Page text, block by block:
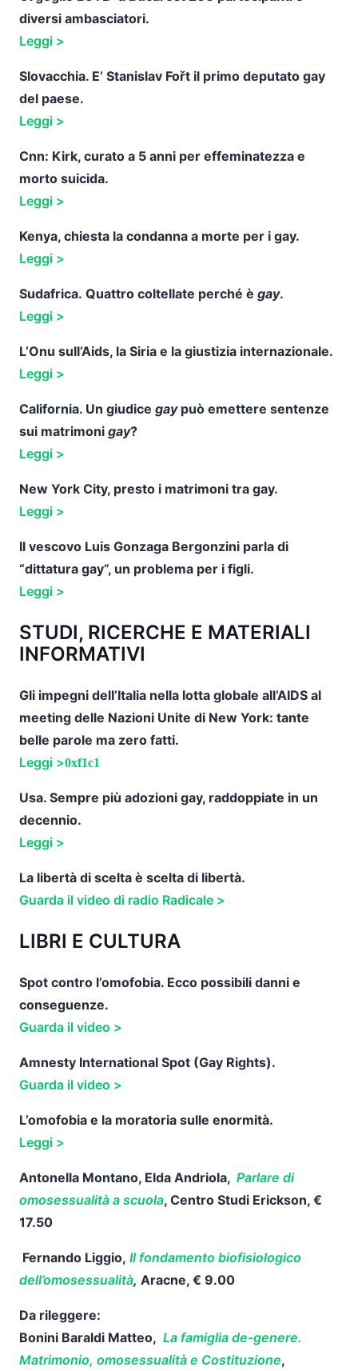
diversi ambasciatori.
Leggi >
Slovacchia. E’ Stanislav Fořt il primo deputato gay
del paese.
Leggi >
Cnn: Kirk, curato a 5 anni per effeminatezza e
morto suicida.
Leggi >
Kenya, chiesta la condanna a morte per i gay.
Leggi >
Sudafrica. Quattro coltellate perché è gay.
Leggi >
L’Onu sull’Aids, la Siria e la giustizia internazionale.
Leggi >
California. Un giudice gaypuò emettere sentenze
sui matrimoni gay?
Leggi >
New York City, presto i matrimoni tra gay.
Leggi >
Il vescovo Luis Gonzaga Bergonzini parla di
“dittatura gay”, un problema per i figli.
Leggi >
STUDI, RICERCHE E MATERIALI
INFORMATIVI
Gli impegni dell’Italia nella lotta globale all’AIDS al
meeting delle Nazioni Unite di New York: tante
belle parole ma zero fatti.
Leggi >
Usa. Sempre più adozioni gay, raddoppiate in un
decennio.
Leggi >
La libertà di scelta è scelta di libertà.
Guarda il video di radio Radicale >
LIBRI E CULTURA
Spot contro l’omofobia. Ecco possibili danni e
conseguenze.
Guarda il video >
Amnesty International Spot (Gay Rights).
Guarda il video >
L’omofobia e la moratoria sulle enormità.
Leggi >
Antonella Montano, Elda Andriola, Parlare di
omosessualità a scuola, Centro Studi Erickson, €
17.50
Fernando Liggio, Il fondamento biofisiologico
dell’omosessualità, Aracne, € 9.00
Da rileggere:
Bonini Baraldi Matteo, La famiglia de-genere.
Matrimonio, omosessualità e Costituzione,